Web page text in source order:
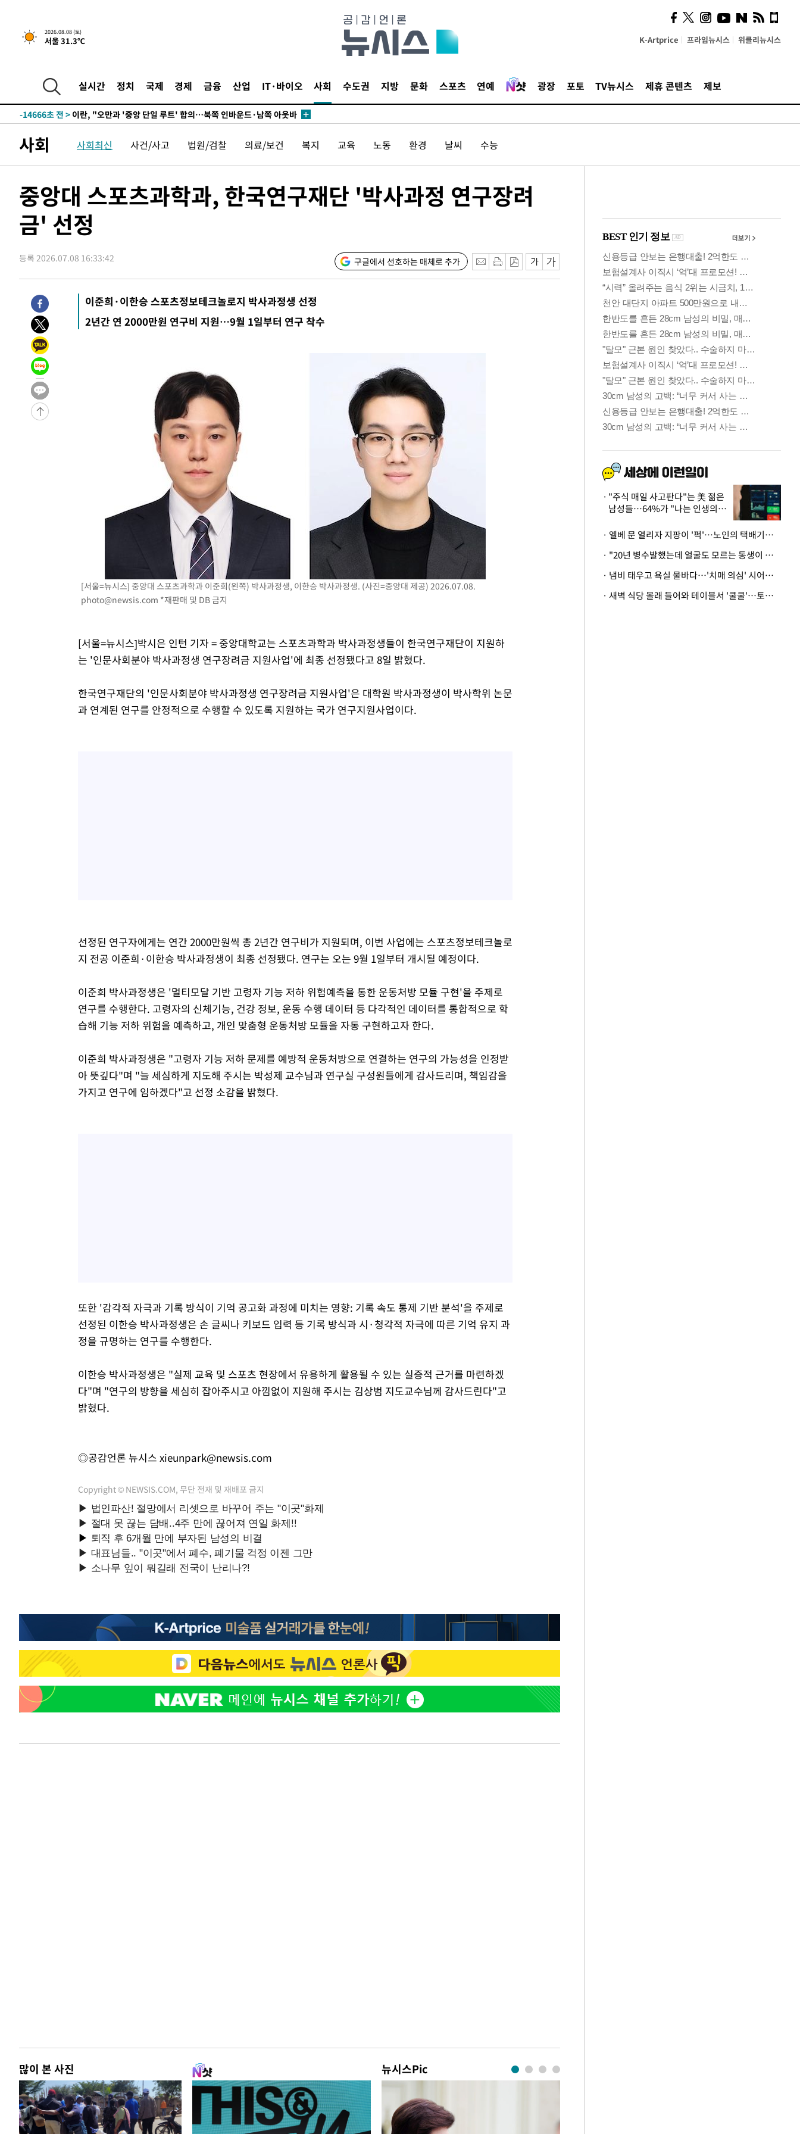
2026.08.08 (토)
서울 31.3℃ K-Artprice 프라임뉴시스 위클리뉴시스
실시간 정치 국제 경제 금융 산업 IT·바이오 사회 수도권 지방 문화 스포츠 연예 광장 포토 TV뉴시스 제휴 콘텐츠 제보
후임
-23131초 전 >이강인, 폭염 속 AT마드리드 첫 훈련…80명 식사 대접까지(종합)
-20270초 전 >
미 사업체 일자리, 7월에 2.3만개 순감하고 그 전 2개월 10.3만개
-15581초 전 >
[속보]이 대통령 "부동산 공급 기존 사고방식 매달리지 말고 과감히
-14666초 전 >
운드는 임시"
-6234초 전 > "낮 기온 소폭 하락"…수도권 폭염중대경보, 폭염경보로 하향
포
-6161초 전 >
[단독]중수청 지원 검사들, 정원 초과 시 낮은 계급 임용…희망지 못
갈 수도
-4132초 전 >낮 최고 37도 찜통더위…곳곳 소나기·강원 많은 비[내일날씨]
응"
11분 전 >여자배구 이재영·이다영 자매, 아제르바이잔 투란VC 입단
24분 전 >
외국인 심판 성 접대 7경기 들여다보니…한국 축구 '5승 2무'
28분 전 >
[속보]코스닥, 2.86포인트(0.36%) 내린 798.81마감
29분 전 >[속보]원·달러 환율, 7.7원 내린 1416.1원 마감
31분 전 >[속보] 노원서 40.1도 관측…서울, 2018년 이후 첫 40도
1시간 전 >
[속보]종합특검, '계엄 수용공간 확보' 신용해 前교정본부장 기소
1시간 전 >
외신들도 주목한 韓축구 파문…"국민적 공분에 수사 재개"
1시간 전 >
11시간 압수수색에 성접대 파문까지…'쑥대밭' 된 축구협회
1시간 전 >
후임
-23131초 전 >
-20270초 전 >
미 사업체 일자리, 7월에 2.3만개 순감하고 그 전 2개월 10.3만개
하향수정 (2보)
-19718초 전 >
[속보] 미 사업체, 일자리 7월에 2.3만 개 줄어…실업률은 4.1%로
-15581초 전 >
[속보]이 대통령 "부동산 공급 기존 사고방식 매달리지 말고 과감히
이란, "오만과 '중앙 단일 루트' 합의…북쪽 인바운드·남쪽 아웃바
"낮 기온 소폭 하락"…수도권 폭염중대경보, 폭염경보로 하향
[속보]이 대통령, '호우피해' 안동·의성 관할 4개 면 특별재난지역 선
[단독]중수청 지원 검사들, 정원 초과 시 낮은 계급 임용…희망지 못
낮 최고 37도 찜통더위…곳곳 소나기·강원 많은 비[내일날씨]
SK하이닉스, 용인·청주 팹에 54조 투자…"AI 메모리 수요 선제 대
여자배구 이재영·이다영 자매, 아제르바이잔 투란VC 입단
외국인 심판 성 접대 7경기 들여다보니…한국 축구 '5승 2무'
[속보]코스닥, 2.86포인트(0.36%) 내린 798.81마감
[속보]코스피, 6200선 약보합…0.60% 내린 6258.77에 마쳐
[속보]원·달러 환율, 7.7원 내린 1416.1원 마감
외신들도 주목한 韓축구 파문…"국민적 공분에 수사 재개"
11시간 압수수색에 성접대 파문까지…'쑥대밭' 된 축구협회
사회 사회최신 사건/사고 법원/검찰 의료/보건 복지 교육 노동 환경 날씨 수능
중앙대 스포츠과학과, 한국연구재단 '박사과정 연구장려
금' 선정
등록 2026.07.08 16:33:42 구글에서 선호하는 매체로 추가
이준희·이한승 스포츠정보테크놀로지 박사과정생 선정
2년간 연 2000만원 연구비 지원…9월 1일부터 연구 착수
[서울=뉴시스] 중앙대 스포츠과학과 이준희(왼쪽) 박사과정생, 이한승 박사과정생. (사진=중앙대 제공) 2026.07.08.
photo@newsis.com *재판매 및 DB 금지
[서울=뉴시스]박시은 인턴 기자 = 중앙대학교는 스포츠과학과 박사과정생들이 한국연구재단이 지원하
는 '인문사회분야 박사과정생 연구장려금 지원사업'에 최종 선정됐다고 8일 밝혔다.
한국연구재단의 '인문사회분야 박사과정생 연구장려금 지원사업'은 대학원 박사과정생이 박사학위 논문
과 연계된 연구를 안정적으로 수행할 수 있도록 지원하는 국가 연구지원사업이다.
선정된 연구자에게는 연간 2000만원씩 총 2년간 연구비가 지원되며, 이번 사업에는 스포츠정보테크놀로
지 전공 이준희·이한승 박사과정생이 최종 선정됐다. 연구는 오는 9월 1일부터 개시될 예정이다.
이준희 박사과정생은 '멀티모달 기반 고령자 기능 저하 위험예측을 통한 운동처방 모듈 구현'을 주제로
연구를 수행한다. 고령자의 신체기능, 건강 정보, 운동 수행 데이터 등 다각적인 데이터를 통합적으로 학
습해 기능 저하 위험을 예측하고, 개인 맞춤형 운동처방 모듈을 자동 구현하고자 한다.
이준희 박사과정생은 "고령자 기능 저하 문제를 예방적 운동처방으로 연결하는 연구의 가능성을 인정받
아 뜻깊다"며 "늘 세심하게 지도해 주시는 박성제 교수님과 연구실 구성원들에게 감사드리며, 책임감을
가지고 연구에 임하겠다"고 선정 소감을 밝혔다.
또한 '감각적 자극과 기록 방식이 기억 공고화 과정에 미치는 영향: 기록 속도 통제 기반 분석'을 주제로
선정된 이한승 박사과정생은 손 글씨나 키보드 입력 등 기록 방식과 시·청각적 자극에 따른 기억 유지 과
정을 규명하는 연구를 수행한다.
이한승 박사과정생은 "실제 교육 및 스포츠 현장에서 유용하게 활용될 수 있는 실증적 근거를 마련하겠
다"며 "연구의 방향을 세심히 잡아주시고 아낌없이 지원해 주시는 김상범 지도교수님께 감사드린다"고
밝혔다.
◎공감언론 뉴시스 xieunpark@newsis.com
Copyright © NEWSIS.COM, 무단 전재 및 재배포 금지
많이 본 사진 뉴시스Pic
시, 스마트폰 액세서리에
NFC 더했다
"주식 매일 사고판다"는 美 젊은
남성들…64%가 "나는 인생의
· 엘베 문 열리자 지팡이 '퍽'…노인의 택배기사 폭행 이유
· "20년 병수발했는데 얼굴도 모르는 동생이 유산 절반을"…배다른 형제 상속권 있을까
· 냄비 태우고 욕실 물바다…'치매 의심' 시어머니 검사 권유했다가 '날벼락'
· 새벽 식당 몰래 들어와 테이블서 '쿨쿨'…토사물 남기고 사라진 남성